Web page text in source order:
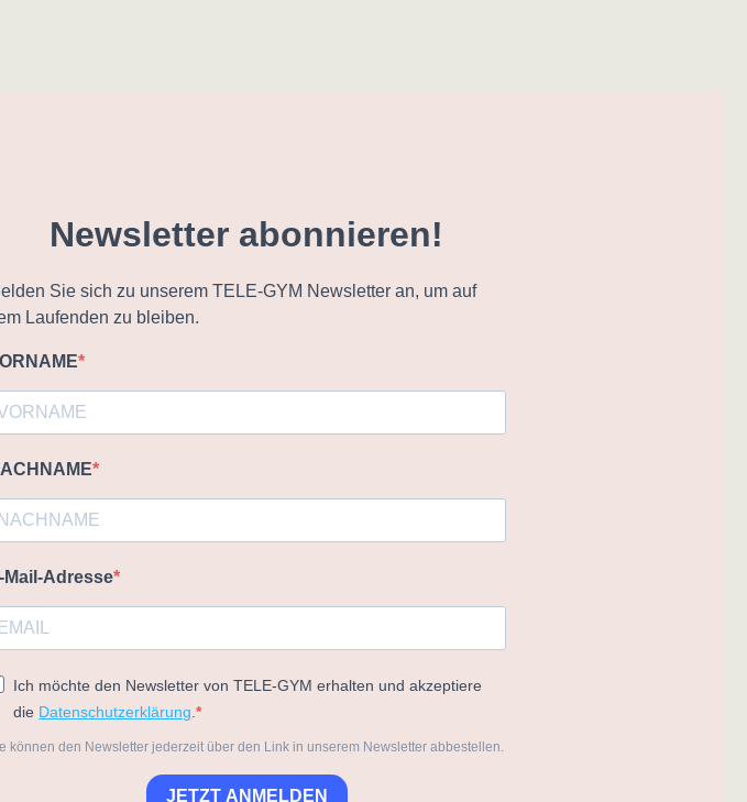
Newsletter abonnieren!
Sie sich zu unserem TELE-GYM Newsletter an, um auf
Laufenden zu bleiben.
Mail-Adresse
Ich möchte den Newsletter von TELE-GYM erhalten und akzeptiere
die Datenschutzerklärung .
können den Newsletter jederzeit über den Link in unserem Newsletter abbestellen.
JETZT ANMELDEN